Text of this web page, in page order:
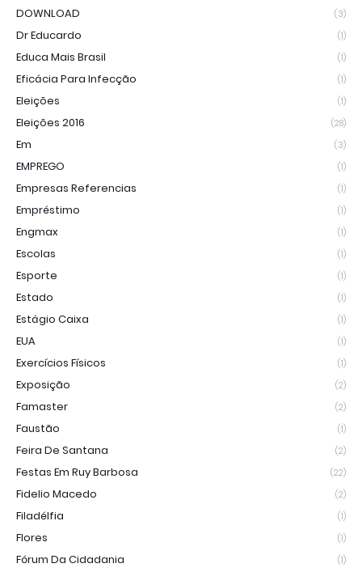
DOWNLOAD (3)
Dr Educardo (1)
Educa Mais Brasil (1)
Eficácia Para Infecção (1)
Eleições (1)
Eleições 2016 (28)
Em (3)
EMPREGO (1)
Empresas Referencias (1)
Empréstimo (1)
Engmax (1)
Escolas (1)
Esporte (1)
Estado (1)
Estágio Caixa (1)
EUA (1)
Exercícios Físicos (1)
Exposição (2)
Famaster (2)
Faustão (1)
Feira De Santana (2)
Festas Em Ruy Barbosa (22)
Fidelio Macedo (2)
Filadélfia (1)
Flores (1)
Fórum Da Cidadania (1)